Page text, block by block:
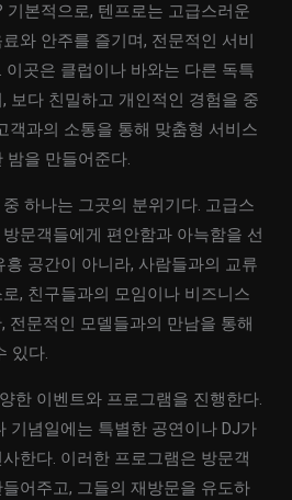
기본적으로, 텐프로는 고급스러운
와 안주를 즐기며, 전문적인 서비
이곳은 클럽이나 바와는 다른 독특
보다 친밀하고 개인적인 경험을 중
객과의 소통을 통해 맞춤형 서비스
밤을 만들어준다.
하나는 그곳의 분위기다. 고급스
문객들에게 편안함과 아늑함을 선
공간이 아니라, 사람들과의 교류
, 친구들과의 모임이나 비즈니스
전문적인 모델들과의 만남을 통해
있다.
한 이벤트와 프로그램을 진행한다.
기념일에는 특별한 공연이나 DJ가
한다. 이러한 프로그램은 방문객
어주고, 그들의 재방문을 유도하